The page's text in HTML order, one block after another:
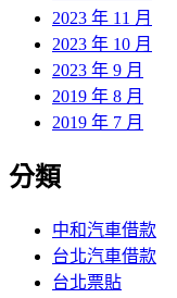
2023 年 11 月
2023 年 10 月
2023 年 9 月
2019 年 8 月
2019 年 7 月
分類
中和汽車借款
台北汽車借款
台北票貼